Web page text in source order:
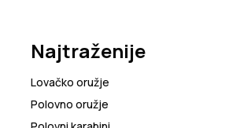
Najtraženije
Lovačko oružje
Polovno oružje